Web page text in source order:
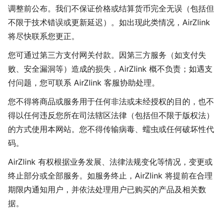
调整前公布。我们不保证价格或结算货币完全无误（包括但
不限于技术错误或更新延迟）。如出现此类情况，AirZlink
将尽快联系您更正。
您可通过第三方支付网关付款。因第三方服务（如支付失
败、安全漏洞等）造成的损失，AirZlink 概不负责；如遇支
付问题，您可联系 AirZlink 客服协助处理。
您不得将商品或服务用于任何非法或未经授权的目的，也不
得以任何违反您所在司法辖区法律（包括但不限于版权法）
的方式使用本网站。您不得传输病毒、蠕虫或任何破坏性代
码。
AirZlink 有权根据业务发展、法律法规变化等情况，变更或
终止部分或全部服务。如服务终止，AirZlink 将提前在合理
期限内通知用户，并依法处理用户已购买的产品及相关数
据。